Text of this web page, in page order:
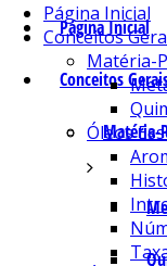
Página Inicial
Conceitos
Matéria-
Página Inicial
Conceitos
Matéria-
Óleos